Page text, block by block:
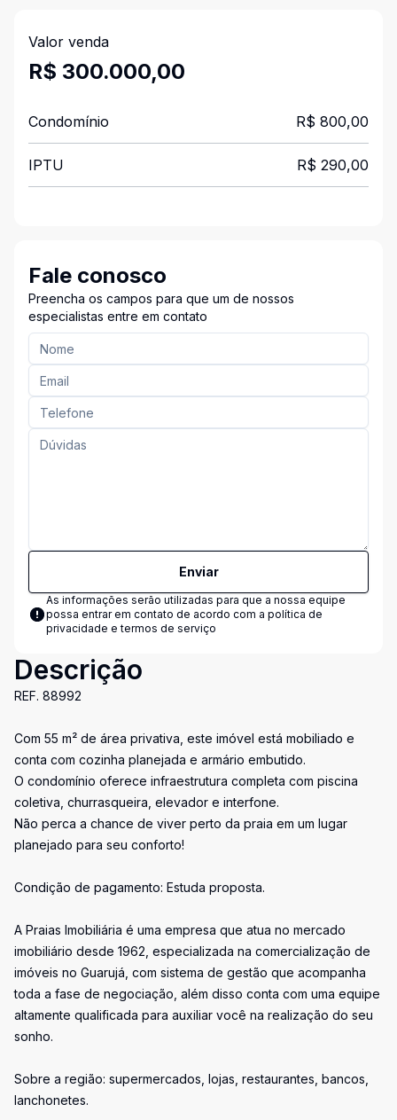
Valor venda
R$ 300.000,00
Condomínio R$ 800,00
IPTU R$ 290,00
Fale conosco
Preencha os campos para que um de nossos
especialistas entre em contato
Enviar
As informações serão utilizadas para que a nossa equipe
possa entrar em contato de acordo com a política de
privacidade e termos de serviço
Descrição
REF. 88992
Com 55 m² de área privativa, este imóvel está mobiliado e
conta com cozinha planejada e armário embutido.
O condomínio oferece infraestrutura completa com piscina
coletiva, churrasqueira, elevador e interfone.
Não perca a chance de viver perto da praia em um lugar
planejado para seu conforto!
Condição de pagamento: Estuda proposta.
A Praias Imobiliária é uma empresa que atua no mercado
imobiliário desde 1962, especializada na comercialização de
imóveis no Guarujá, com sistema de gestão que acompanha
toda a fase de negociação, além disso conta com uma equipe
altamente qualificada para auxiliar você na realização do seu
sonho.
Sobre a região: supermercados, lojas, restaurantes, bancos,
lanchonetes.